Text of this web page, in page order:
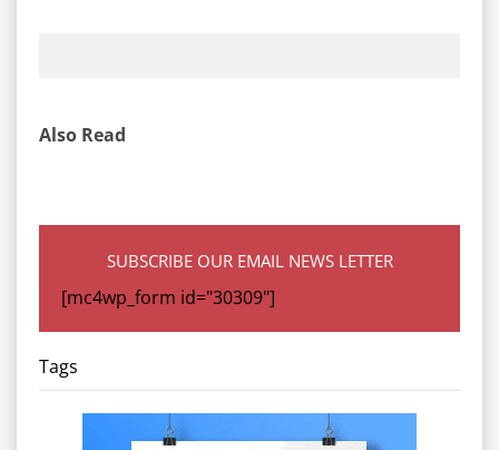
Also Read
SUBSCRIBE OUR EMAIL NEWS LETTER
[mc4wp_form id="30309"]
Tags